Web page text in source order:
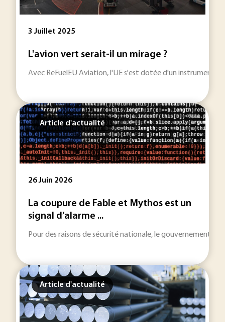
3 Juillet 2025
L'avion vert serait-il un mirage ?
Avec ReFuelEU Aviation, l'UE s'est dotée d'un instrument
Article d'actualité
26 Juin 2026
La coupure de Fable et Mythos est un
signal d’alarme ...
Pour des raisons de sécurité nationale, le gouvernement
Article d'actualité